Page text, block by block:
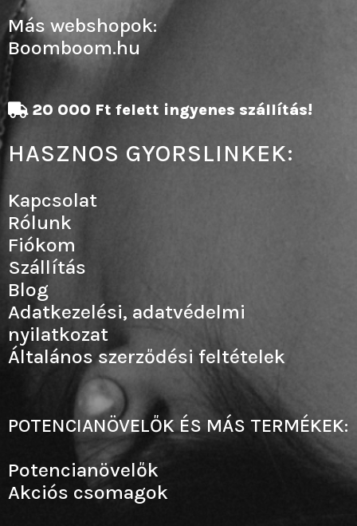
20 000 Ft felett ingyenes szállítás!
HASZNOS GYORSLINKEK:
Kapcsolat
Rólunk
Fiókom
Szállítás
Blog
Adatkezelési, adatvédelmi
nyilatkozat
Általános szerződési feltételek
POTENCIANÖVELŐK ÉS MÁS TERMÉKEK:
Potencianövelők
Akciós csomagok
Más webshopok:
Boomboom.hu